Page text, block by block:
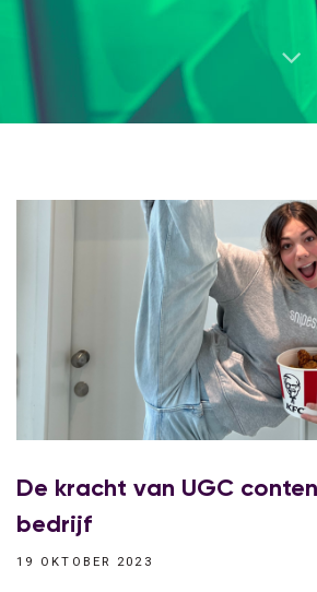
De kracht van UGC
bedrijf
19 OKTOBER 2023